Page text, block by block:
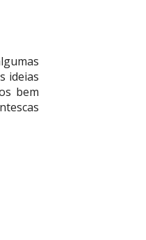
ideias
bem